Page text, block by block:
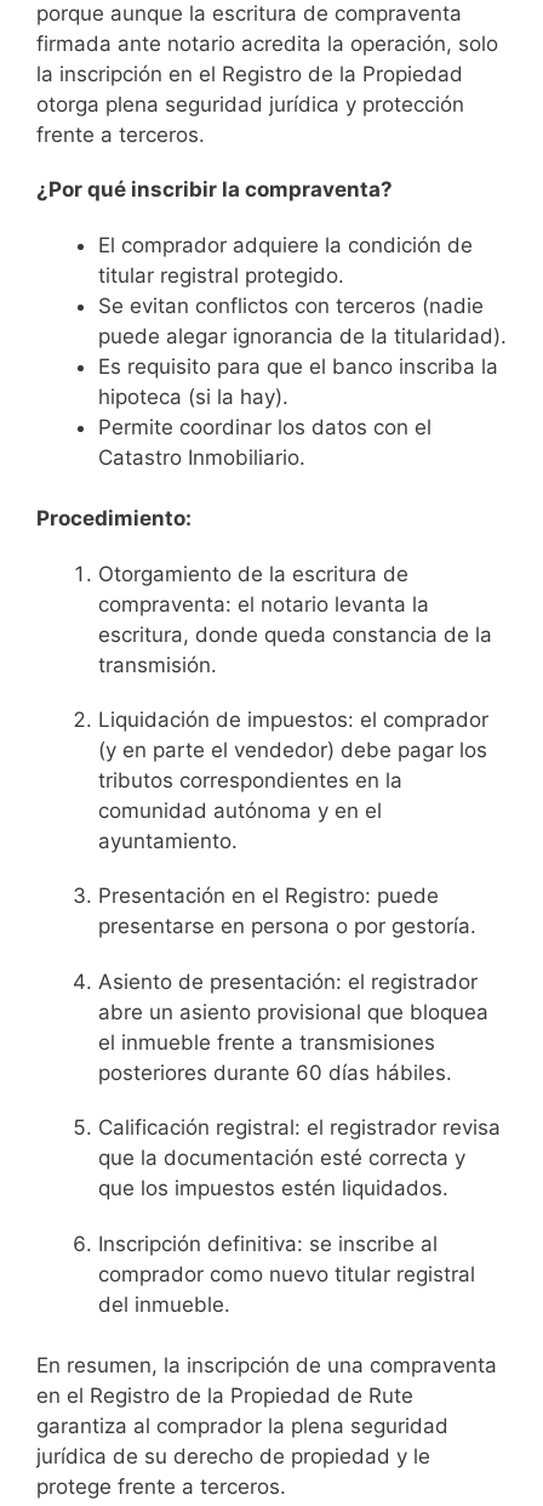
porque aunque la escritura de compraventa
firmada ante notario acredita la operación, solo
la inscripción en el Registro de la Propiedad
otorga plena seguridad jurídica y protección
frente a terceros.
¿Por qué inscribir la compraventa?
El comprador adquiere la condición de
titular registral protegido.
Se evitan conflictos con terceros (nadie
puede alegar ignorancia de la titularidad).
Es requisito para que el banco inscriba la
hipoteca (si la hay).
Permite coordinar los datos con el
Catastro Inmobiliario.
Procedimiento:
Otorgamiento de la escritura de
compraventa: el notario levanta la
escritura, donde queda constancia de la
transmisión.
Liquidación de impuestos: el comprador
(y en parte el vendedor) debe pagar los
tributos correspondientes en la
comunidad autónoma y en el
ayuntamiento.
Presentación en el Registro: puede
presentarse en persona o por gestoría.
Asiento de presentación: el registrador
abre un asiento provisional que bloquea
el inmueble frente a transmisiones
posteriores durante 60 días hábiles.
Calificación registral: el registrador revisa
que la documentación esté correcta y
que los impuestos estén liquidados.
Inscripción definitiva: se inscribe al
comprador como nuevo titular registral
del inmueble.
En resumen, la inscripción de una compraventa
en el Registro de la Propiedad de Rute
garantiza al comprador la plena seguridad
jurídica de su derecho de propiedad y le
protege frente a terceros.